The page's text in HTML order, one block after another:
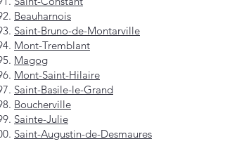
Beauharnois
Saint-Bruno-de-Montarville
Mont-Tremblant
Magog
Mont-Saint-Hilaire
Saint-Basile-le-Grand
Boucherville
Sainte-Julie
Saint-Augustin-de-Desmaures